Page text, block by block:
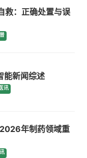
救：正确处置与误
新闻综述
讯
年制药领域重